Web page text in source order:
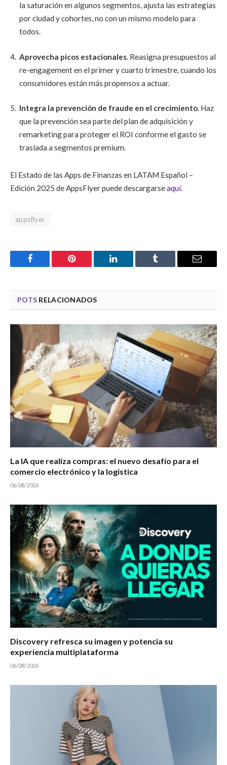
la saturación en algunos segmentos, ajusta las estrategias
por ciudad y cohortes, no con un mismo modelo para
todos.
Aprovecha picos estacionales . Reasigna presupuestos al
re-engagement en el primer y cuarto trimestre, cuando los
consumidores están más propensos a actuar.
Integra la prevención de fraude en el crecimiento. Haz
que la prevención sea parte del plan de adquisición y
remarketing para proteger el ROI conforme el gasto se
traslada a segmentos premium.
El Estado de las Apps de Finanzas en LATAM Español –
Edición 2025 de AppsFlyer puede descargarseaquí.
appsflyer
Facebook Pinterest LinkedIn Tumblr Email
POTS RELACIONADOS
La IA que realiza compras: el nuevo desafío para el
comercio electrónico y la logística
06/08/2026
Discovery refresca su imagen y potencia su
experiencia multiplataforma
06/08/2026